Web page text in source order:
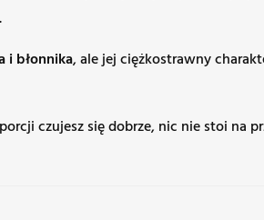
i błonnika, ale jej ciężkostrawny
czujesz się dobrze, nic nie stoi na